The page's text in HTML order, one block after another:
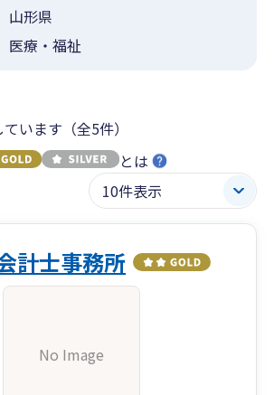
山形県
医療・福祉
います（全5件）
とは
計士事務所
No Image